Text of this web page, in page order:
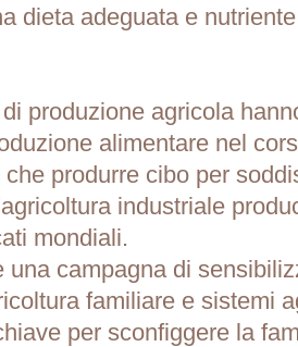
dieta adeguata e
produzione agricola
alimentare nel
produrre cibo per
industriale
mondiali.
campagna di
familiare e sistemi
per sconfiggere la